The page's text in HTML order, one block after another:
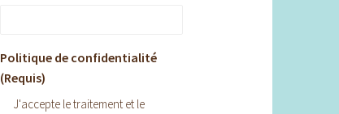
Politique de confidentialité
(Requis)
J'accepte le traitement et le